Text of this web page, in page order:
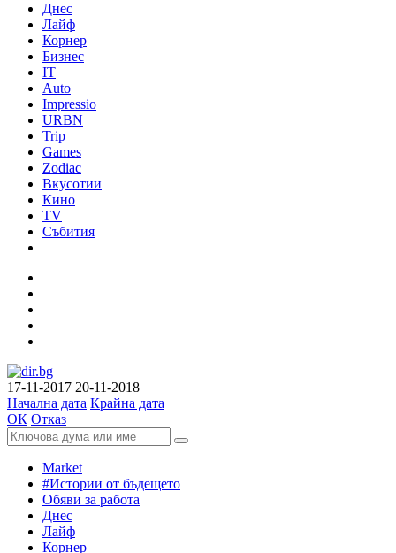
Днес
Лайф
Корнер
Бизнес
IT
Auto
Impressio
URBN
Trip
Games
Zodiac
Вкусотии
Кино
TV
Събития
17-11-2017 20-11-2018
Начална дата Крайна дата
ОК Отказ
Market
#Истории от бъдещето
Обяви за работа
Днес
Лайф
Корнер